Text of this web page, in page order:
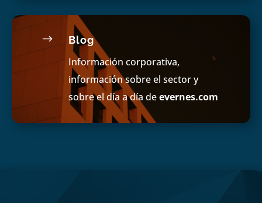
$ Blog
Información corporativa,
información sobre el sector y
sobre el día a día deevernes.com